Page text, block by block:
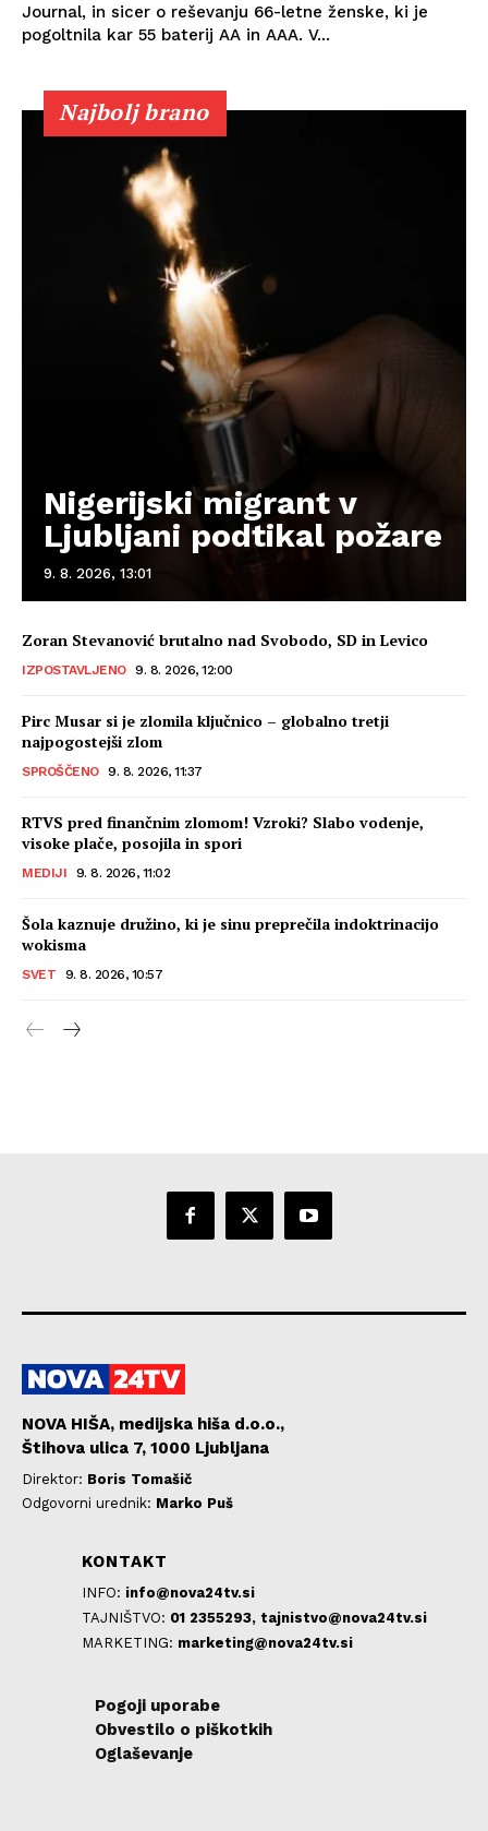
Journal, in sicer o reševanju 66-letne ženske, ki je
pogoltnila kar 55 baterij AA in AAA. V...
Najbolj brano
Nigerijski migrant v
Ljubljani podtikal požare
9. 8. 2026, 13:01
Zoran Stevanović brutalno nad Svobodo, SD in Levico
IZPOSTAVLJENO 9. 8. 2026, 12:00
Pirc Musar si je zlomila ključnico – globalno tretji
najpogostejši zlom
SPROŠČENO 9. 8. 2026, 11:37
RTVS pred finančnim zlomom! Vzroki? Slabo vodenje,
visoke plače, posojila in spori
MEDIJI 9. 8. 2026, 11:02
Šola kaznuje družino, ki je sinu preprečila indoktrinacijo
wokisma
SVET 9. 8. 2026, 10:57
NOVA HIŠA, medijska hiša d.o.o.,
Štihova ulica 7, 1000 Ljubljana
Direktor: Boris Tomašič
Odgovorni urednik: Marko Puš
KONTAKT
INFO: info@nova24tv.si
TAJNIŠTVO: 01 2355293, tajnistvo@nova24tv.si
MARKETING: marketing@nova24tv.si
Pogoji uporabe
Obvestilo o piškotkih
Oglaševanje